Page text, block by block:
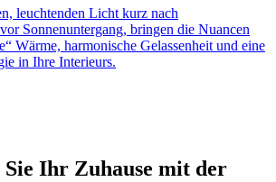
leuchtenden Licht kurz nach
Sonnenuntergang, bringen die Nuancen
Wärme, harmonische Gelassenheit und eine
in Ihre Interieurs.
Sie Ihr Zuhause mit der